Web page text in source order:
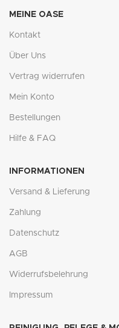
MEINE OASE
Kontakt
Über Uns
Vertrag widerrufen
Mein Konto
Bestellungen
Hilfe & FAQ
INFORMATIONEN
Versand & Lieferung
Zahlung
Datenschutz
AGB
Widerrufsbelehrung
Impressum